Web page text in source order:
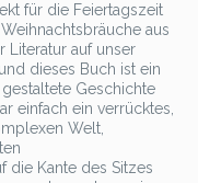
für die Feiertagszeit
aus
Literatur auf unser
dieses Buch ist ein
Geschichte
einfach ein verrücktes,
Welt,
die Kante des Sitzes